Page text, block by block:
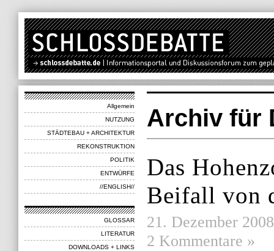
Allgemein
NUTZUNG
STÄDTEBAU + ARCHITEKTUR
REKONSTRUKTION
POLITIK
ENTWÜRFE
//ENGLISH//
GLOSSAR
LITERATUR
DOWNLOADS + LINKS
Archiv für
Das
Beifall von
21. Dezember
2 Kommentare »